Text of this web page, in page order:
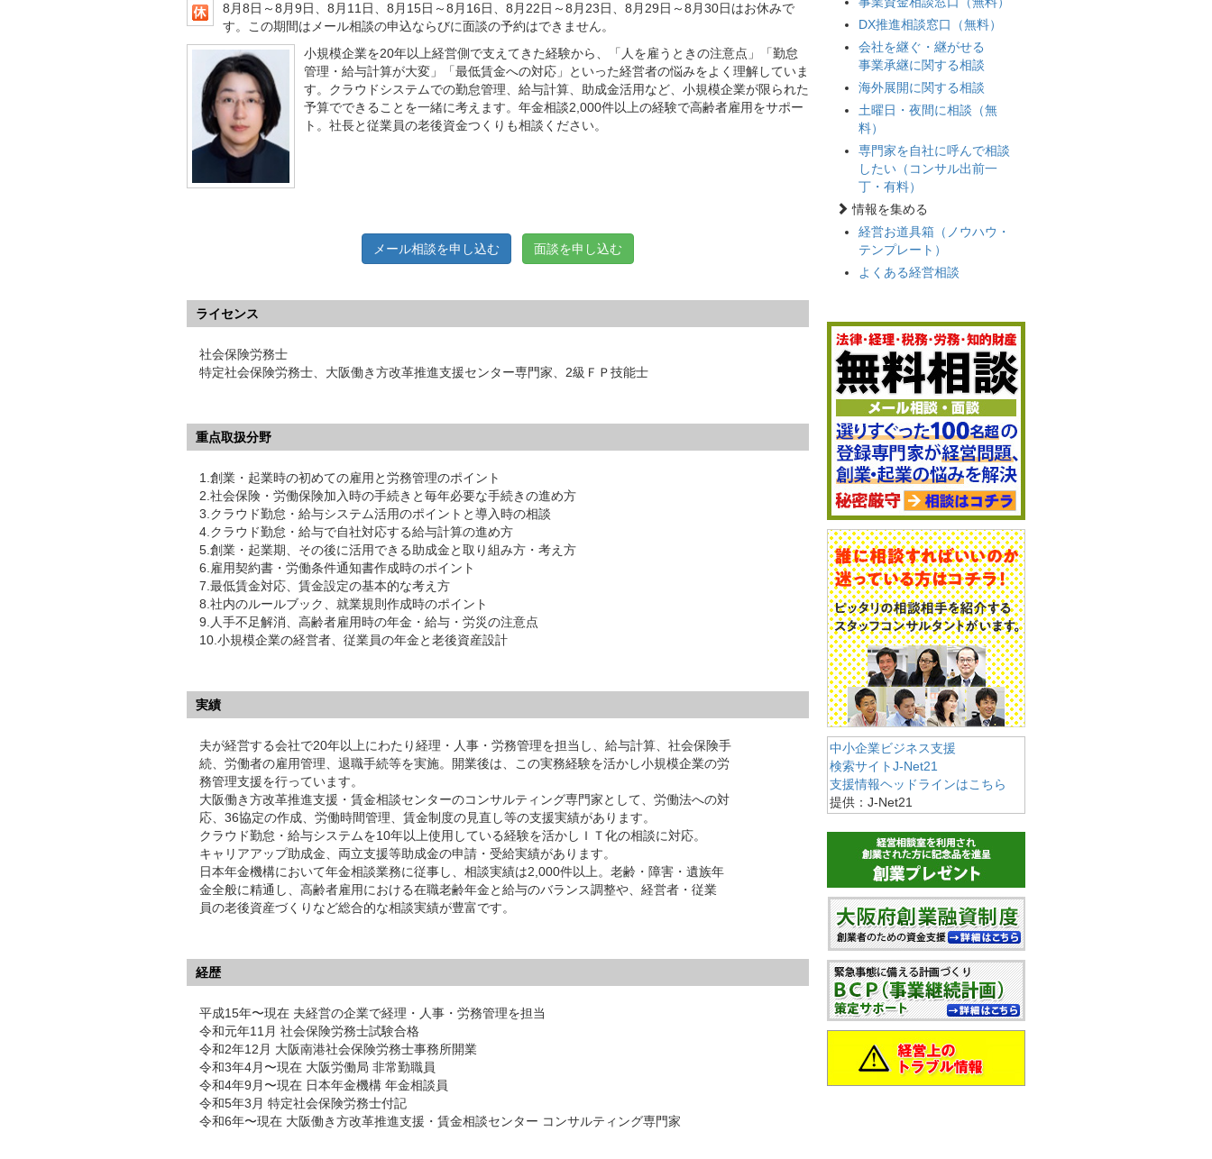
8月8日～8月9日、8月11日、8月15日～8月16日、8月22日～8月23日、8月29日～8月30日はお休みで
す。この期間はメール相談の申込ならびに面談の予約はできません。
小規模企業を20年以上経営側で支えてきた経験から、「人を雇うときの注意点」「勤怠
管理・給与計算が大変」「最低賃金への対応」といった経営者の悩みをよく理解していま
す。クラウドシステムでの勤怠管理、給与計算、助成金活用など、小規模企業が限られた
予算でできることを一緒に考えます。年金相談2,000件以上の経験で高齢者雇用をサポー
ト。社長と従業員の老後資金つくりも相談ください。
メール相談を申し込む 面談を申し込む
ライセンス
社会保険労務士
特定社会保険労務士、大阪働き方改革推進支援センター専門家、2級ＦＰ技能士
重点取扱分野
1.創業・起業時の初めての雇用と労務管理のポイント
2.社会保険・労働保険加入時の手続きと毎年必要な手続きの進め方
3.クラウド勤怠・給与システム活用のポイントと導入時の相談
4.クラウド勤怠・給与で自社対応する給与計算の進め方
5.創業・起業期、その後に活用できる助成金と取り組み方・考え方
6.雇用契約書・労働条件通知書作成時のポイント
7.最低賃金対応、賃金設定の基本的な考え方
8.社内のルールブック、就業規則作成時のポイント
9.人手不足解消、高齢者雇用時の年金・給与・労災の注意点
10.小規模企業の経営者、従業員の年金と老後資産設計
実績
夫が経営する会社で20年以上にわたり経理・人事・労務管理を担当し、給与計算、社会保険手
続、労働者の雇用管理、退職手続等を実施。開業後は、この実務経験を活かし小規模企業の労
務管理支援を行っています。
大阪働き方改革推進支援・賃金相談センターのコンサルティング専門家として、労働法への対
応、36協定の作成、労働時間管理、賃金制度の見直し等の支援実績があります。
クラウド勤怠・給与システムを10年以上使用している経験を活かしＩＴ化の相談に対応。
キャリアアップ助成金、両立支援等助成金の申請・受給実績があります。
日本年金機構において年金相談業務に従事し、相談実績は2,000件以上。老齢・障害・遺族年
金全般に精通し、高齢者雇用における在職老齢年金と給与のバランス調整や、経営者・従業
員の老後資産づくりなど総合的な相談実績が豊富です。
経歴
平成15年〜現在 夫経営の企業で経理・人事・労務管理を担当
令和元年11月 社会保険労務士試験合格
令和2年12月 大阪南港社会保険労務士事務所開業
令和3年4月〜現在 大阪労働局 非常勤職員
令和4年9月〜現在 日本年金機構 年金相談員
令和5年3月 特定社会保険労務士付記
令和6年〜現在 大阪働き方改革推進支援・賃金相談センター コンサルティング専門家
DX推進相談窓口（無料）
会社を継ぐ・継がせる
事業承継に関する相談
海外展開に関する相談
土曜日・夜間に相談（無
料）
専門家を自社に呼んで相談
したい（コンサル出前一
丁・有料）
情報を集める
経営お道具箱（ノウハウ・
テンプレート）
よくある経営相談
中小企業ビジネス支援
検索サイトJ-Net21
支援情報ヘッドラインはこちら
提供：J-Net21